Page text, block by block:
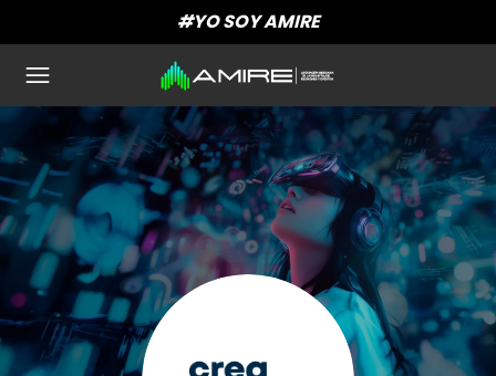
#YO SOY AMIRE